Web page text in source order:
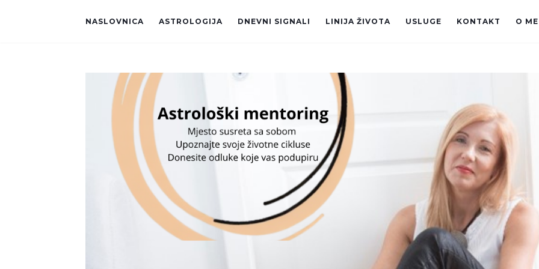
NASLOVNICA ASTROLOGIJA DNEVNI SIGNALI LINIJA ŽIVOTA USLUGE KONTAKT O